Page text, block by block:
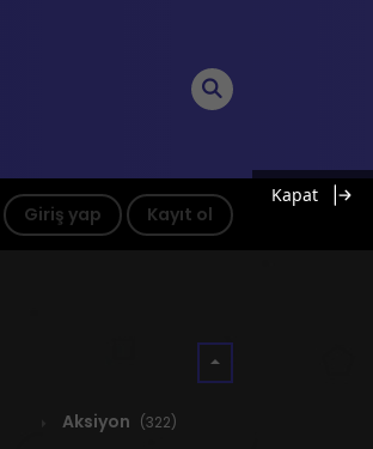
Giriş yap Kayıt ol
Aksiyon (322)
Kapat